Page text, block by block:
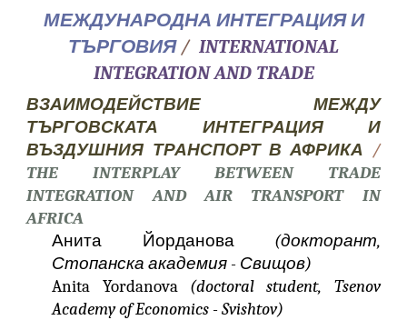
МЕЖДУНАРОДНА ИНТЕГРАЦИЯ И
ТЪРГОВИЯ / INTERNATIONAL
INTEGRATION AND TRADE
ВЗАИМОДЕЙСТВИЕ МЕЖДУ
ТЪРГОВСКАТА ИНТЕГРАЦИЯ И
ВЪЗДУШНИЯ ТРАНСПОРТ В АФРИКА /
THE INTERPLAY BETWEEN TRADE
INTEGRATION AND AIR TRANSPORT IN
AFRICA
Анита Йорданова (докторант,
Стопанска академия - Свищов)
Anita Yordanova (doctoral student, Tsenov
Academy of Economics - Svishtov)